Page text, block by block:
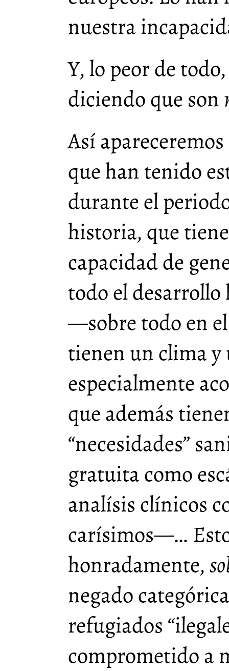
nuestra
Y, lo peor de
diciendo que son
Así
que han tenido
durante el
historia, que
capacidad de
todo el desarrollo
—sobre todo en
tienen un clima
especialmente
que además
“necesidades”
gratuita como
analísis clínicos
carísimos—…
honradamente,
negado
refugiados
comprometido a